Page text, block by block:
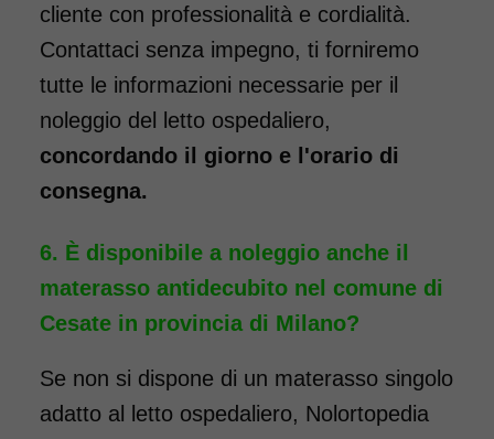
cliente con professionalità e cordialità.
Contattaci senza impegno, ti forniremo
tutte le informazioni necessarie per il
noleggio del letto ospedaliero,
concordando il giorno e l'orario di
consegna.
È disponibile a noleggio anche il
materasso antidecubito nel comune di
Cesate in provincia di Milano?
Se non si dispone di un materasso singolo
adatto al letto ospedaliero, Nolortopedia